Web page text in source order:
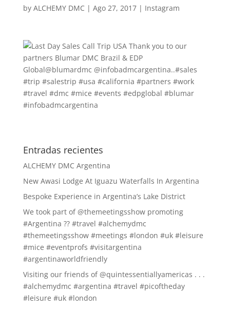
by ALCHEMY DMC | Ago 27, 2017| Instagram
Entradas recientes
ALCHEMY DMC Argentina
New Awasi Lodge At Iguazu Waterfalls In Argentina
Bespoke Experience in Argentina’s Lake District
We took part of @themeetingsshow promoting
#Argentina ?? #travel #alchemydmc
#themeetingsshow #meetings #london #uk #leisure
#mice #eventprofs #visitargentina
#argentinaworldfriendly
Visiting our friends of @quintessentiallyamericas . . .
#alchemydmc #argentina #travel #picoftheday
#leisure #uk #london